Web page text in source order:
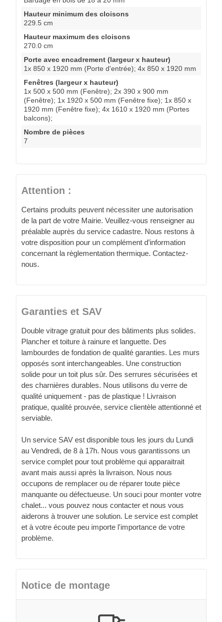
Hauteur minimum des cloisons
229.5 cm
Hauteur maximum des cloisons
270.0 cm
Porte avec encadrement (largeur x hauteur)
1x 850 x 1920 mm (Porte d'entrée); 4x 850 x 1920 mm
Fenêtres (largeur x hauteur)
1x 500 x 500 mm (Fenêtre); 2x 390 x 900 mm
(Fenêtre); 1x 1920 x 500 mm (Fenêtre fixe); 1x 850 x
1920 mm (Fenêtre fixe); 4x 1610 x 1920 mm (Portes
balcons);
Nombre de pièces
7
Attention :
Certains produits peuvent nécessiter une autorisation
de la part de votre Mairie. Veuillez-vous renseigner au
préalable auprès du service cadastre. Nous restons à
votre disposition pour un complément d’information
concernant la règlementation thermique. Contactez-
nous.
Garanties et SAV
Double vitrage gratuit pour des bâtiments plus solides.
Plancher et toiture à rainure et languette. Des
lambourdes de fondation de qualité garanties. Les murs
opposés sont interchangeables. Une construction
solide pour un toit plus sûr. Des serrures sécurisées et
des charnières durables. Nous utilisons du verre de
qualité uniquement - pas de plastique ! Livraison
pratique, qualité prouvée, service clientèle attentionné et
serviable.
Un service SAV est disponible tous les jours du Lundi
au Vendredi, de 8 à 17h. Nous vous garantissons un
service complet pour tout problème qui apparaitrait
avant mais aussi après la livraison. Nous nous
occupons de remplacer ou de réparer toute pièce
manquante ou défectueuse. Un souci pour monter votre
chalet... vous pouvez nous contacter et nous vous
aiderons à trouver une solution. Le service est complet
et à votre écoute peu importe l'importance de votre
problème.
Notice de montage